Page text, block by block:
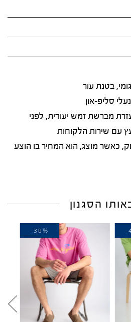
בטנת עור
נעלי סליפ-און
מברשת זמש יעודית, לפני
עם שירות הלקוחות
כאשר מוצג, הוא המחיר בו הוצע
הסגנון
-
-30%